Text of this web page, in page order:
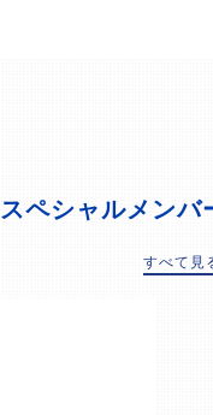
スペシャルメンバ
すべて見